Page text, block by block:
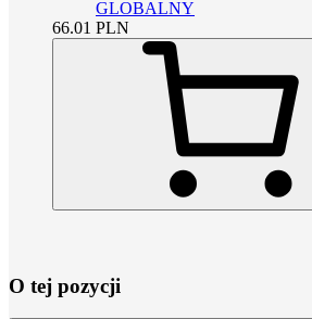
GLOBALNY
66.01 PLN
O tej pozycji